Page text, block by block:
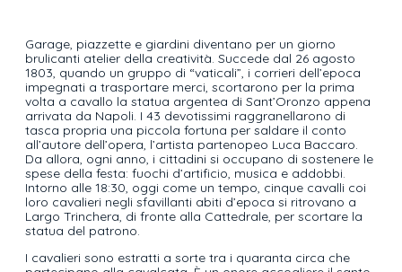
Garage, piazzette e giardini diventano per un giorno
brulicanti atelier della creatività. Succede dal 26 agosto
1803, quando un gruppo di “vaticali”, i corrieri dell’epoca
impegnati a trasportare merci, scortarono per la prima
volta a cavallo la statua argentea di Sant’Oronzo appena
arrivata da Napoli. I 43 devotissimi raggranellarono di
tasca propria una piccola fortuna per saldare il conto
all’autore dell’opera, l’artista partenopeo Luca Baccaro.
Da allora, ogni anno, i cittadini si occupano di sostenere le
spese della festa: fuochi d’artificio, musica e addobbi.
Intorno alle 18:30, oggi come un tempo, cinque cavalli coi
loro cavalieri negli sfavillanti abiti d’epoca si ritrovano a
Largo Trinchera, di fronte alla Cattedrale, per scortare la
statua del patrono.
I cavalieri sono estratti a sorte tra i quaranta circa che